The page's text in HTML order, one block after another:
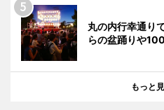
丸の内行幸通り
らの盆踊りや
もっと